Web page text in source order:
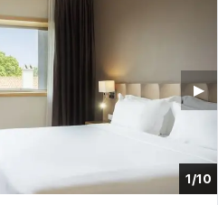
1/10
▶︎